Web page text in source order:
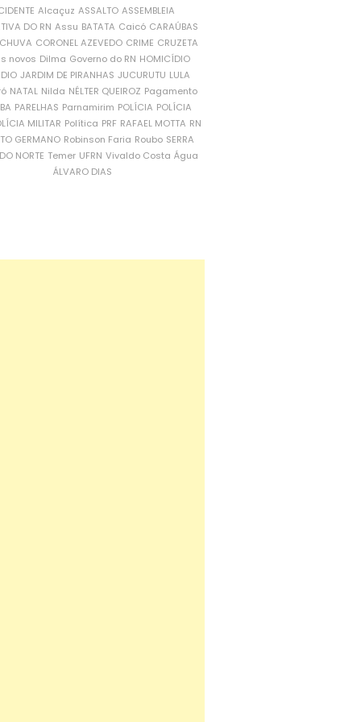
Alcaçuz ASSALTO ASSEMBLEIA
DO RN Assu BATATA Caicó CARAÚBAS
CORONEL AZEVEDO CRIME CRUZETA
novos Dilma Governo do RN HOMICÍDIO
JARDIM DE PIRANHAS JUCURUTU LULA
NATAL Nilda NÉLTER QUEIROZ Pagamento
PARELHAS Parnamirim POLÍCIA POLÍCIA
MILITAR Política PRF RAFAEL MOTTA RN
GERMANO Robinson Faria Roubo SERRA
NORTE Temer UFRN Vivaldo Costa Água
ÁLVARO DIAS